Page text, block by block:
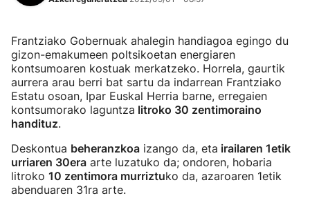
Frantziako Gobernuak ahalegin handiagoa egingo du
gizon-emakumeen poltsikoetan energiaren
kontsumoaren kostuak merkatzeko. Horrela, gaurtik
aurrera arau berri bat sartu da indarrean Frantziako
Estatu osoan, Ipar Euskal Herria barne, erregaien
kontsumorako laguntza litroko 30 zentimoraino
handituz.
Deskontua beheranzkoa izango da, eta irailaren 1etik
urriaren 30era arte luzatuko da; ondoren, hobaria
litroko 10 zentimora murriztuko da, azaroaren 1etik
abenduaren 31ra arte.